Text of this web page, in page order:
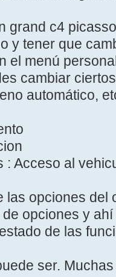
grand c4
y tener que
el menú
cambiar
automático,
: Acceso al
las opciones del
opciones y
de las
ser.